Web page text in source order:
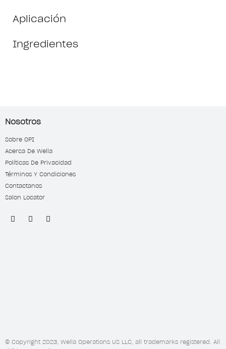
Aplicación
Ingredientes
Nosotros
Sobre OPI
Acerca De Wella
Políticas De Privacidad
Términos Y Condiciones
Contactanos
Salon Locator
© Copyright 2023, Wella Operations US LLC, all trademarks registered. All